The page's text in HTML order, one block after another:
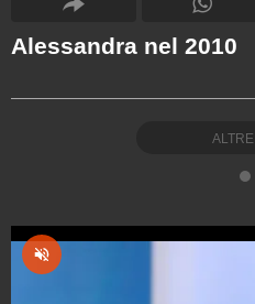
Alessandra nel 2010
ALTRE